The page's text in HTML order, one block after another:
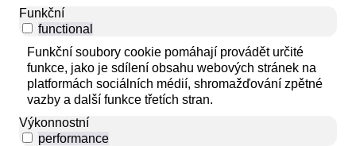
Funkční
functional
Funkční soubory cookie pomáhají provádět určité
funkce, jako je sdílení obsahu webových stránek na
platformách sociálních médií, shromažďování zpětné
vazby a další funkce třetích stran.
Výkonnostní
performance